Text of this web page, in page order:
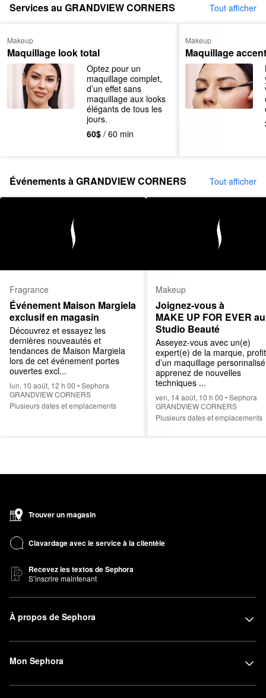
Services au GRANDVIEW CORNERS Tout afficher
Makeup
Maquillage look total
Optez pour un
maquillage complet,
d’un effet sans
maquillage aux looks
élégants de tous les
jours.
60$ / 60 min
Makeup
Maquillage accent
Événements à GRANDVIEW CORNERS Tout afficher
Fragrance
Événement Maison Margiela
exclusif en magasin
Découvrez et essayez les
dernières nouveautés et
tendances de Maison Margiela
lors de cet événement portes
ouvertes excl...
lun, 10 août, 12 h 00 • Sephora
GRANDVIEW CORNERS
Plusieurs dates et emplacements
Makeup
Joignez-vous à
MAKE UP FOR EVER au
Studio Beauté
Asseyez-vous avec un(e)
expert(e) de la marque,
d’un maquillage
apprenez de nouvelles
techniques ...
ven, 14 août, 10 h 00 • Sephora
GRANDVIEW CORNERS
Plusieurs dates et emplacements
Trouver un magasin
Clavardage avec le service à la clientèle
Recevez les textos de Sephora
S’inscrire maintenant
À propos de Sephora
Mon Sephora